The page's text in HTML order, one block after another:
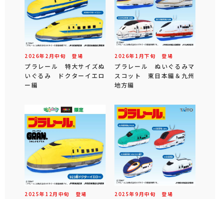
2026年 2 月中旬 登場
プラレール 特大サイズぬ
いぐるみ ドクターイエロ
ー編
2026年 1 月下旬 登場
プラレール ぬいぐるみマ
スコット 東日本編＆九州
地方編
2025年 12 月 中旬 登場 2025年9 月中旬 登場